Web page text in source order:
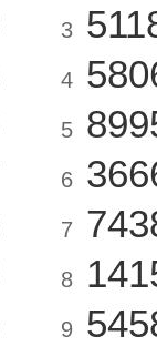
3
4
5
6
7
8
9